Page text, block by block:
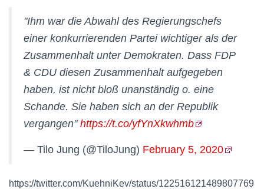
"Ihm war die Abwahl des Regierungschefs
einer konkurrierenden Partei wichtiger als der
Zusammenhalt unter Demokraten. Dass FDP
& CDU diesen Zusammenhalt aufgegeben
haben, ist nicht bloß unanständig o. eine
Schande. Sie haben sich an der Republik
vergangen" https://t.co/yfYnXkwhmb
— Tilo Jung (@TiloJung) February 5, 2020
https://twitter.com/KuehniKev/status/122516121489807769